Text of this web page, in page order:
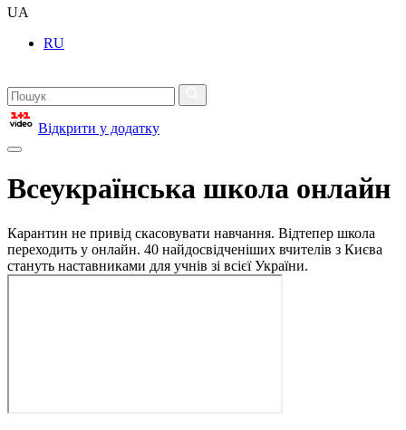
UA
RU
Відкрити у додатку
Всеукраїнська школа онлайн
Карантин не привід скасовувати навчання. Відтепер школа
переходить у онлайн. 40 найдосвідченіших вчителів з Києва
стануть наставниками для учнів зі всієї України.